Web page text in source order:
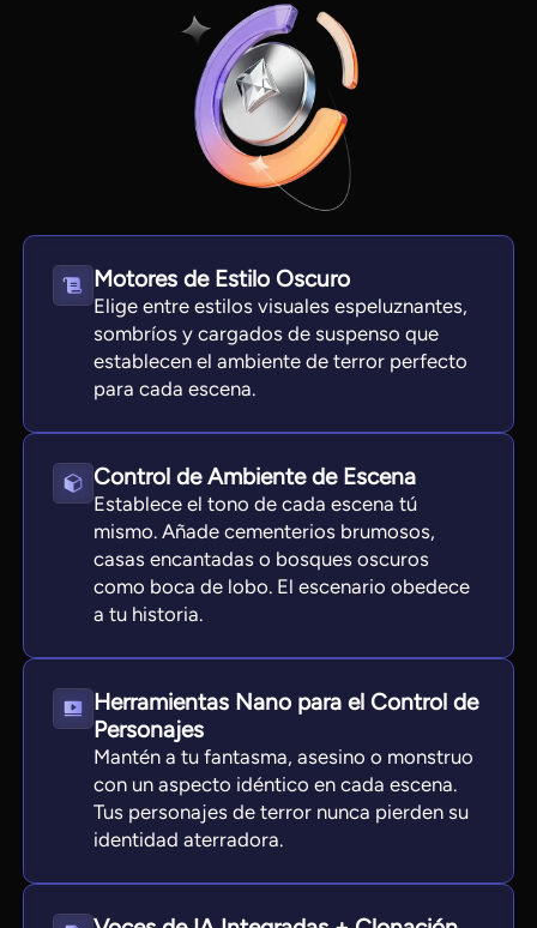
View all tools
Motores de Estilo Oscuro
Elige entre estilos visuales espeluznantes,
sombríos y cargados de suspenso que
establecen el ambiente de terror perfecto
para cada escena.
Control de Ambiente de Escena
Establece el tono de cada escena tú
mismo. Añade cementerios brumosos,
casas encantadas o bosques oscuros
como boca de lobo. El escenario obedece
a tu historia.
Herramientas Nano para el Control de
Personajes
Mantén a tu fantasma, asesino o monstruo
con un aspecto idéntico en cada escena.
Tus personajes de terror nunca pierden su
identidad aterradora.